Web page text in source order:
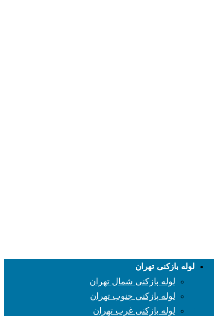
لوله بازکنی تهران
لوله بازکنی شمال تهران
لوله بازکنی جنوب تهران
لوله بازکنی غرب تهران